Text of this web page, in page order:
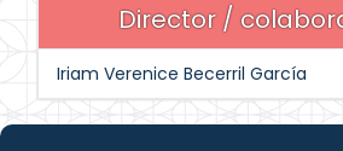
Director /
Iriam Verenice Becerril García